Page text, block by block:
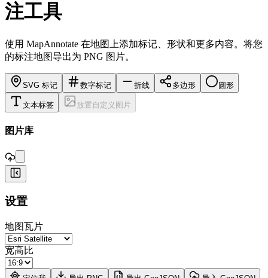
注工具
使用 MapAnnotate 在地图上添加标记、形状和更多内容。将您
的标注地图导出为 PNG 图片。
SVG 标记 数字标记 折线 多边形 圆形
文本标签 放置自定义图片
图片库
+
设置
地图瓦片
宽高比